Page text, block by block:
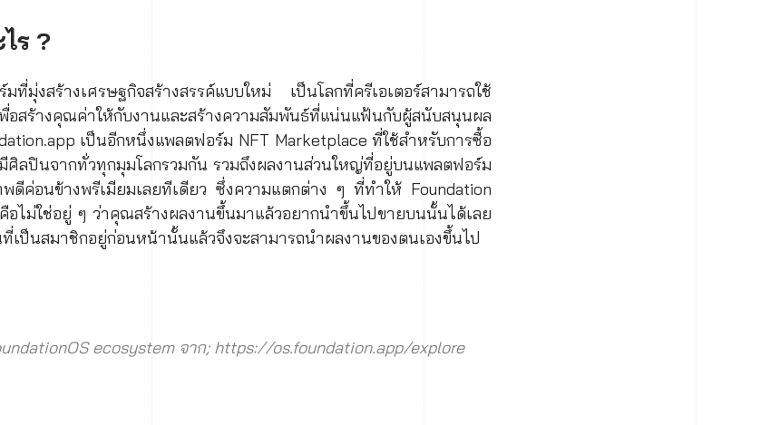
ร ?
มุ่งสร้างเศรษฐกิจสร้างสรรค์แบบใหม่ เป็นโลกที่ครีเอเตอร์สามารถใช้
สร้างคุณค่าให้กับงานและสร้างความสัมพันธ์ที่แน่นแฟ้นกับผู้สนับสนุนผล
เป็นอีกหนึ่งแพลตฟอร์ม NFT Marketplace ที่ใช้สำหรับการซื้อ
ลปินจากทั่วทุกมุมโลกรวมกัน รวมถึงผลงานส่วนใหญ่ที่อยู่บนแพลตฟอร์ม
ดีค่อนข้างพรีเมียมเลยทีเดียว ซึ่งความแตกต่าง ๆ ที่ทำให้ Foundation
ไม่ใช่อยู่ ๆ ว่าคุณสร้างผลงานขึ้นมาแล้วอยากนำขึ้นไปขายบนนั้นได้เลย
เป็นสมาชิกอยู่ก่อนหน้านั้นแล้วจึงจะสามารถนำผลงานของตนเองขึ้นไป
ecosystem จาก; https://os.foundation.app/explore